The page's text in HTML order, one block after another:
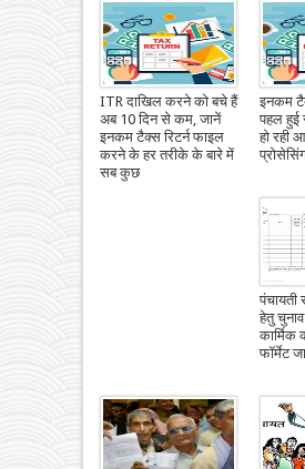
ITR दाखिल करने को बचे हैं
अब 10 दिन से कम, जानें
इनकम टैक्‍स रिटर्न फाइल
करने के हर तरीके के बारे में
सब कुछ
इनकम
पहल
हो रही
पंचायती
हेतु
कार्मिक
फॉर्मेट